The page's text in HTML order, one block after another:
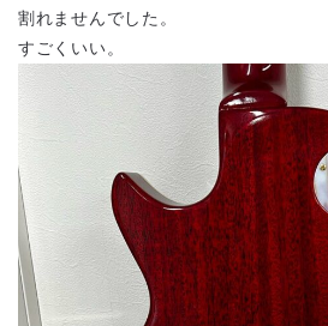
割れませんでした。
すごくいい。